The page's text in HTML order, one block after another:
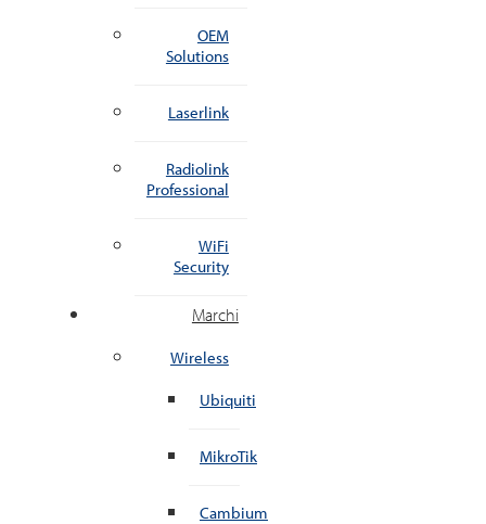
OEM
Solutions
Laserlink
Radiolink
Professional
WiFi
Security
Marchi
Wireless
Ubiquiti
MikroTik
Cambium